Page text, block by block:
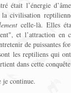
était l’énergie
civilisation
celle-là. Elles
et l’attraction
de puissantes
les reptiliens qui
dans cette
je continue.